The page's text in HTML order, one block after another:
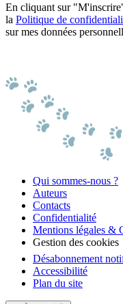
En cliquant sur
la Politique de
sur mes données
Qui sommes-nous ?
Auteurs
Contacts
Confidentialité
Mentions légales &
Gestion des cookies
Désabonnement
Accessibilité
Plan du site